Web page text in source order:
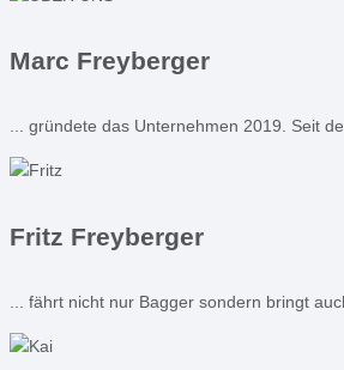
Marc Freyberger
... gründete das Unternehmen 2019. Seit
Fritz Freyberger
... fährt nicht nur Bagger sondern bringt